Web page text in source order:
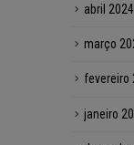
abril 2024
março
fevereiro
janeiro